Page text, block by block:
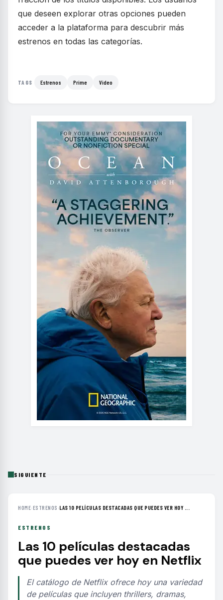
que deseen explorar otras opciones pueden
acceder a la plataforma para descubrir más
estrenos en todas las categorías.
TAGS Estrenos Prime Video
SIGUIENTE
HOME›ESTRENOS ›LAS 10 PELÍCULAS DESTACADAS QUE PUEDES VER HOY ...
ESTRENOS
Las 10 películas destacadas
que puedes ver hoy en Netflix
El catálogo de Netflix ofrece hoy una variedad
de películas que incluyen thrillers, dramas,